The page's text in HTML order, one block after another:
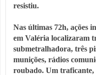
resistiu.
Nas últimas 72h, ações
em Valéria localizaram
submetralhadora, três
munições, rádios
roubado. Um traficante,